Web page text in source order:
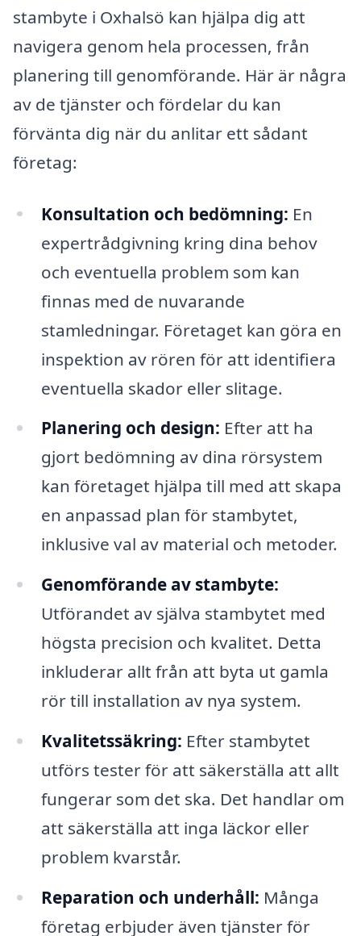
stambyte i Oxhalsö kan hjälpa dig att
navigera genom hela processen, från
planering till genomförande. Här är några
av de tjänster och fördelar du kan
förvänta dig när du anlitar ett sådant
företag:
Konsultation och bedömning: En
expertrådgivning kring dina behov
och eventuella problem som kan
finnas med de nuvarande
stamledningar. Företaget kan göra en
inspektion av rören för att identifiera
eventuella skador eller slitage.
Planering och design: Efter att ha
gjort bedömning av dina rörsystem
kan företaget hjälpa till med att skapa
en anpassad plan för stambytet,
inklusive val av material och metoder.
Genomförande av stambyte:
Utförandet av själva stambytet med
högsta precision och kvalitet. Detta
inkluderar allt från att byta ut gamla
rör till installation av nya system.
Kvalitetssäkring: Efter stambytet
utförs tester för att säkerställa att allt
fungerar som det ska. Det handlar om
att säkerställa att inga läckor eller
problem kvarstår.
Reparation och underhåll: Många
företag erbjuder även tjänster för